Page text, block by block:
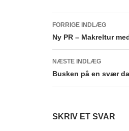
FORRIGE INDLÆG
Ny PR – Makreltur
NÆSTE INDLÆG
Busken på en svær
SKRIV ET SVAR